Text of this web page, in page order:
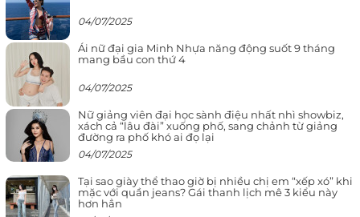
04/07/2025
Ái nữ đại gia Minh Nhựa năng động suốt 9 tháng
mang bầu con thứ 4
04/07/2025
Nữ giảng viên đại học sành điệu nhất nhì showbiz,
xách cả “lâu đài” xuống phố, sang chảnh từ giảng
đường ra phố khó ai đọ lại
04/07/2025
Tại sao giày thể thao giờ bị nhiều chị em “xếp xó” khi
mặc với quần jeans? Gái thanh lịch mê 3 kiểu này
hơn hẳn